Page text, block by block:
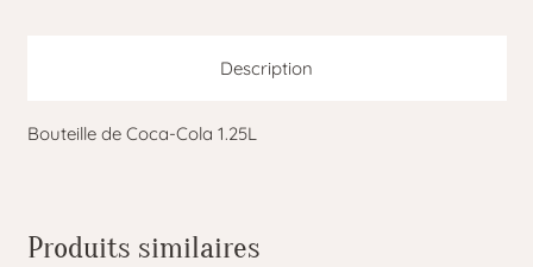
Description
Bouteille de Coca-Cola 1.25L
Produits similaires